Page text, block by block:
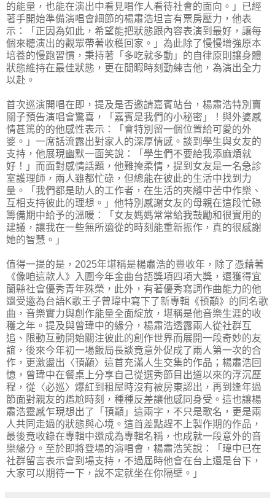
的能量，也能在演出中看見唱作人看待社會的面向。」已經
著手開始準備演唱會細節的楊肅浩坦言有票房壓力，他表
示：「正因為如此，希望能把狀態跟內容表演到最好，讓每
個來聽演出的觀眾帶著收穫回家。」為此除了慢慢增強原本
培養的慢跑習慣，秉持著「多吃就多動」的自律原則讓身體
狀態維持在最佳狀態，更在閒暇時刻勤練吉他，為演出全力
以赴。
首次巡演開唱在即，提及是否邀請嘉賓站台，楊肅浩特別賣
關子預告演唱會驚喜，「嘉賓是我們的小秘密」！與外婆感
情甚篤的的他感性表示：「會特別留一個位置給可愛的外
婆。」一席話流露出對家人的深厚情感。談到學生與女友的
支持，他展現幽默一面笑說：「學生們不要給我添麻煩就
好！」而面對感情話題，他難掩柔情，提到女友是一名急診
室護理師，兩人雖都忙碌，但總能在彼此的生活中找到力
量。「我們都是助人的工作者，在生活的夾縫中苦中作樂、
互相支持彼此的理想。」他特別感謝女友的母親在這段忙碌
籌備期中給予的溫暖：「女友媽媽常常給我鼓勵和很實用的
建議，讓我在一些無所適從的時刻能重新振作，真的很感謝
她的智慧。」
值得一提的是，2025年堪稱是楊肅浩的豐收年，除了憑藉著
《像咱這款人》入圍今年金曲台語獎項四項大獎，還獲得宜
蘭縣社會優秀青年殊榮，此外，有著優秀寫詞作曲能力的他
還受邀為台語K歌王子曾瑋中寫下了新專輯《頇顢》的同名歌
曲，音樂實力與創作能量全面綻放，堪稱是他音樂生涯的收
穫之年。提及與曾瑋中的緣分，楊肅浩透露兩人從社群互
追、限動互動開始關注彼此的創作世界而展開一段奇妙的友
誼，後來今年初一場飯局長談竟意外促成了兩人第一次的合
作，更激盪出〈頇顢〉這首充滿人生交集的作品；楊肅浩回
憶，曾瑋中在餐桌上分享自己從選秀節目出道以來的浮沉歷
程，從〈必巡〉爆紅到租屋時沒有被房東認出，再到逢年過
節面對親友的尷尬時刻，種種反差讓他感同身受。這也讓楊
肅浩靈感乍現想出了「頇顢」這兩字，不只是歌名，更是兩
人共同走過的狀態與心境。這首差點趕不上製作期的作品，
最後竟收錄在專輯中還成為專輯名稱，也成就一段意外的音
樂緣分。至於即將登場的演唱會，楊肅浩笑說：「瑋中已在
社群留言表示會到場支持，不過屆時他會在台上還是台下，
大家可以期待一下，說不定就坐在你隔壁。」